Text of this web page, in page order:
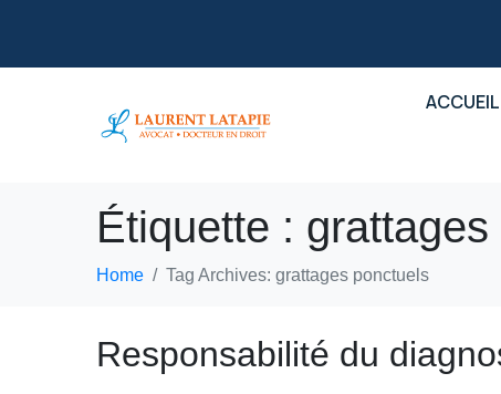
ACCUEIL
Étiquette :
Home Tag Archives: grattages ponctuels
Responsabilité du